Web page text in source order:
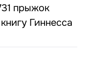
прыжок
Гиннесса